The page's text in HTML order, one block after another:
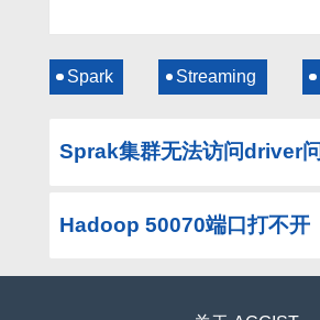
Spark Streaming
Sprak集群无法访问driver
Hadoop 50070端口打不开